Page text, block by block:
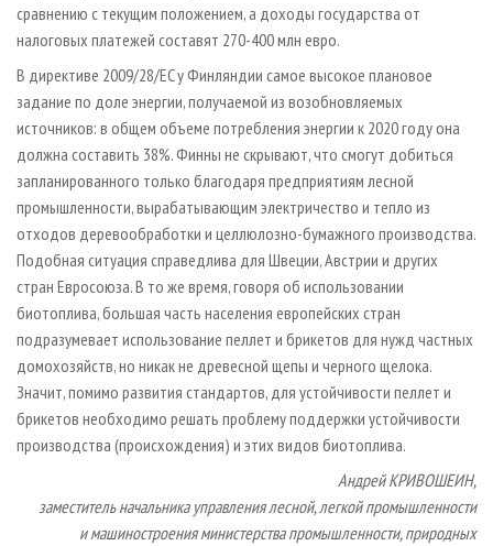
сравнению с текущим положением, а доходы государства от
налоговых платежей составят 270-400 млн евро.
В директиве 2009/28/EC у Финляндии самое высокое плановое
задание по доле энергии, получаемой из возобновляемых
источников: в общем объеме потребления энергии к 2020 году она
должна составить 38%. Финны не скрывают, что смогут добиться
запланированного только благодаря предприятиям лесной
промышленности, вырабатывающим электричество и тепло из
отходов деревообработки и целлюлозно-бумажного производства.
Подобная ситуация справедлива для Швеции, Австрии и других
стран Евросоюза. В то же время, говоря об использовании
биотоплива, большая часть населения европейских стран
подразумевает использование пеллет и брикетов для нужд частных
домохозяйств, но никак не древесной щепы и черного щелока.
Значит, помимо развития стандартов, для устойчивости пеллет и
брикетов необходимо решать проблему поддержки устойчивости
производства (происхождения) и этих видов биотоплива.
Андрей КРИВОШЕИН,
заместитель начальника управления лесной, легкой промышленности
и машиностроения министерства промышленности, природных